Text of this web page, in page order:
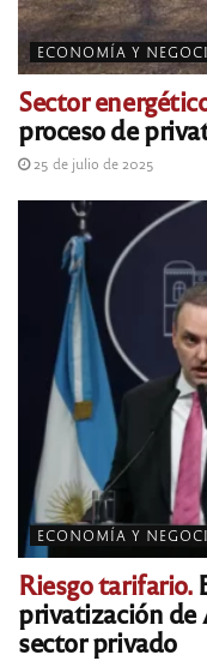
ECONOMÍA Y
Sector
proceso de
25 de julio de 2025
ECONOMÍA Y
Riesgo tarifario.
privatización de
sector privado